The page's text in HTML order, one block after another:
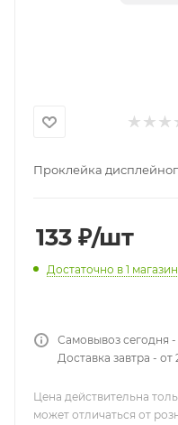
Проклейка
133 ₽/шт
Достаточно в 1
Самовывоз сегодня
Доставка завтра - от
Цена действительна
может отличаться от